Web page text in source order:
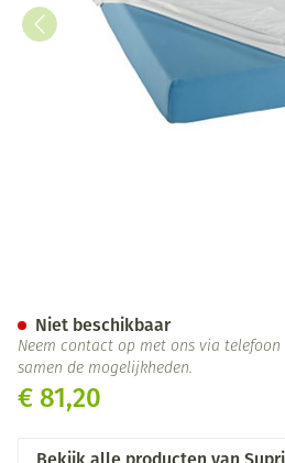
€ 81,20
Niet beschikbaar
Neem contact op met ons via
samen de mogelijkheden.